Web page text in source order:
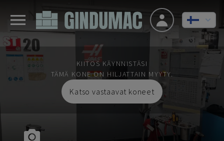
KIITOS KÄYNNISTÄSI
TÄMÄ KONE ON HILJATTAIN MYYTY.
Katso vastaavat koneet